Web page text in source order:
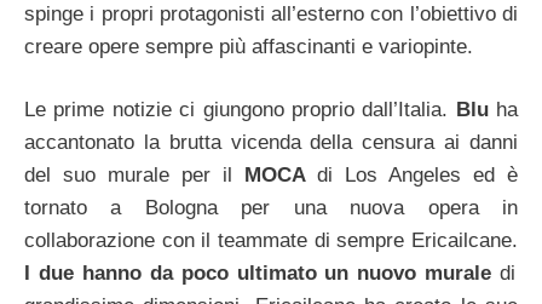
spinge i propri protagonisti all’esterno con l’obiettivo di
creare opere sempre più affascinanti e variopinte.
Le prime notizie ci giungono proprio dall’Italia. Blu ha
accantonato la brutta vicenda della censura ai danni
del suo murale per il
MOCAdi Los Angeles ed è
tornato a Bologna per una nuova opera in
collaborazione con il teammate di sempre Ericailcane.
I due hanno da poco ultimato un nuovo muraledi